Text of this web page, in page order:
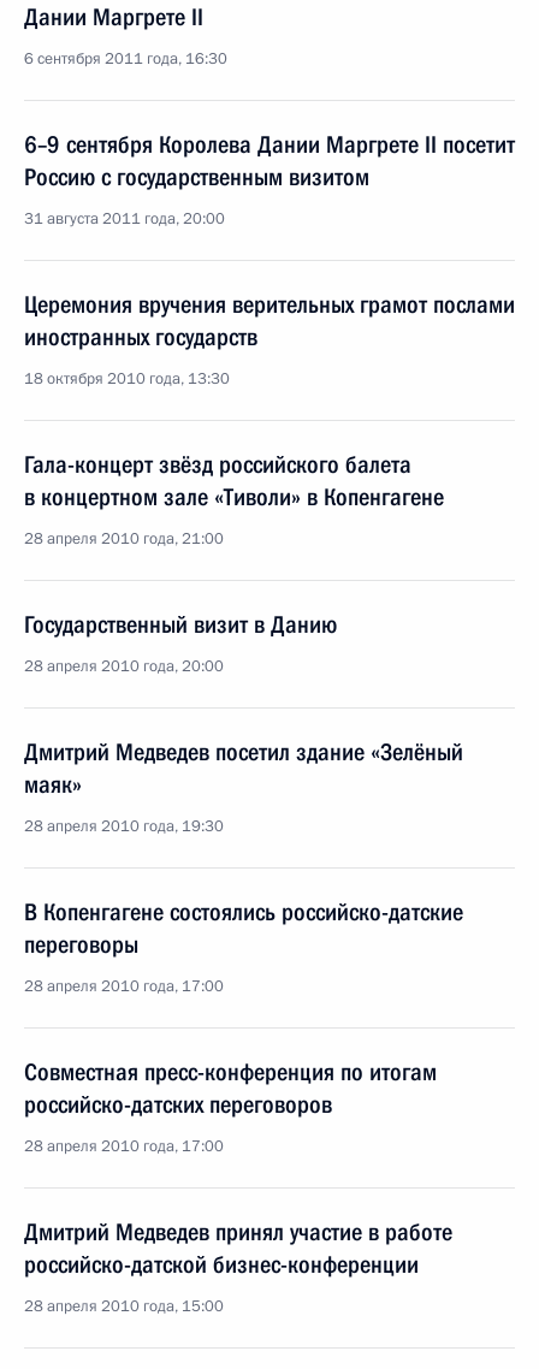
Дании Маргрете II
6 сентября 2011 года, 16:30
6–9 сентября Королева Дании Маргрете II посетит
Россию с государственным визитом
31 августа 2011 года, 20:00
Церемония вручения верительных грамот послами
иностранных государств
18 октября 2010 года, 13:30
Гала-концерт звёзд российского балета
в концертном зале «Тиволи» в Копенгагене
28 апреля 2010 года, 21:00
Государственный визит в Данию
28 апреля 2010 года, 20:00
Дмитрий Медведев посетил здание «Зелёный
маяк»
28 апреля 2010 года, 19:30
В Копенгагене состоялись российско-датские
переговоры
28 апреля 2010 года, 17:00
Совместная пресс-конференция по итогам
российско-датских переговоров
28 апреля 2010 года, 17:00
Дмитрий Медведев принял участие в работе
российско-датской бизнес-конференции
28 апреля 2010 года, 15:00